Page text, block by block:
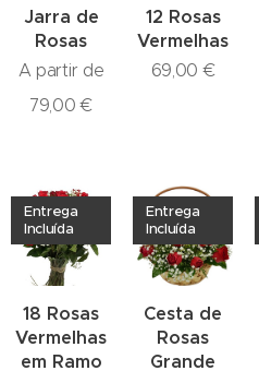
Jarra de
Rosas
A partir de
79,00 €
12 Rosas
Vermelhas
69,00 €
18 Rosas
Vermelhas
em Ramo
Entrega
Incluída
Cesta de
Rosas
Grande
Entrega
Incluída